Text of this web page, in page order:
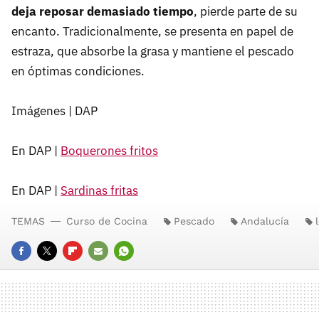
deja reposar demasiado tiempo, pierde parte de su
encanto. Tradicionalmente, se presenta en papel de
estraza, que absorbe la grasa y mantiene el pescado
en óptimas condiciones.
Imágenes | DAP
En DAP | Boquerones fritos
En DAP | Sardinas fritas
FACEBOOK
TWITTERFLIPBOARD
E-
MAIL
WHATSAPP
TEMAS Curso de Cocina Pescado Andalucía